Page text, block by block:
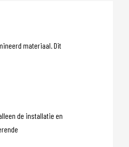
materiaal. Dit
de installatie en